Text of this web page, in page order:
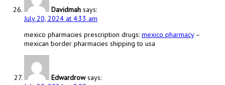
Davidmah says:
July 20, 2024 at 4:33 am
mexico pharmacies prescription drugs: mexico pharmacy–
mexican border pharmacies shipping to usa
Edwardrow says: